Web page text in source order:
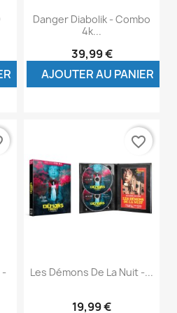
Danger Diabolik - Combo
4k...
39,99 €
AJOUTER AU PANIER
-
Les Démons De La Nuit -...
19,99 €
favorite_border